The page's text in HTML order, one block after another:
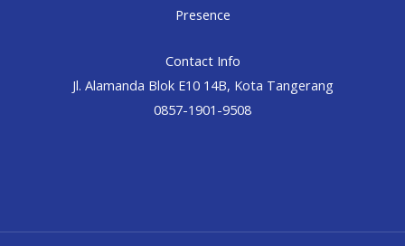
Presence
Contact Info
Jl. Alamanda Blok E10 14B, Kota Tangerang
0857-1901-9508